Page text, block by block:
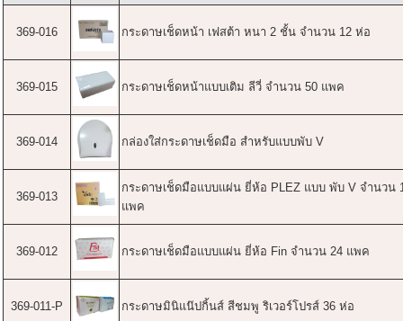
369-016 กระดาษเช็ดหน้า เฟสต้า หนา 2 ชั้น จำนวน 12 ห่อ
369-015 กระดาษเช็ดหน้าแบบเติม ลีวี่ จำนวน 50 แพค
369-014 กล่องใส่กระดาษเช็ดมือ สำหรับแบบพับ V
369-013
กระดาษเช็ดมือแบบแผ่น ยี่ห้อ PLEZ แบบ พับ V จำนวน
แพค
369-012 กระดาษเช็ดมือแบบแผ่น ยี่ห้อ Fin จำนวน 24 แพค
369-011-P กระดาษมินิแน๊ปกิ้นส์ สีชมพู ริเวอร์โปรส์ 36 ห่อ